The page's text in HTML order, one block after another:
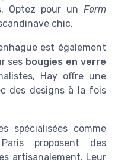
Optez pour un Ferm
chic.
est également
ses bougies en verre
Hay offre une
des designs à la fois
spécialisées comme
proposent des
artisanalement. Leur